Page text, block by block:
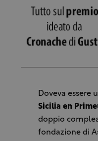
Doveva essere
Sicilia en
doppio
fondazione di